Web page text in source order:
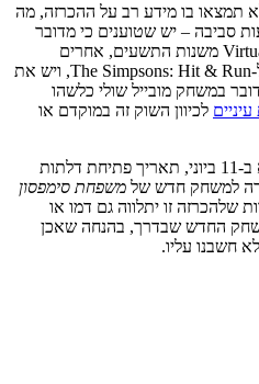
תמצאו בו מידע רב על ההכרזה, מה
סביבה – יש שטוענים כי מדובר
בגרסה מחודשת של Virtual Springfield משנות התשעים, אחרים
אומרים שידברו על משחק המשך ל-The Simpsons: Hit & Run, ויש את
במשחק מובייל שולי כלשהו
לכיוון השוק זה במוקדם או
כולנו נהיה קצת חכמים יותר בנושא ב-11 ביוני, תאריך פתיחת דלתות
משפחת סימפסון
שלהכרזה זו יתלווה גם דמו או
החדש שבדרך, בהנחה שאכן
חשבנו עליו.